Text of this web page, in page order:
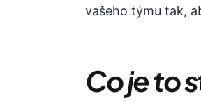
vašeho týmu tak,
Co je to